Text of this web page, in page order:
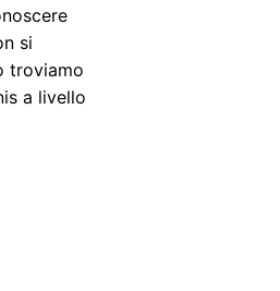
si
troviamo
a livello